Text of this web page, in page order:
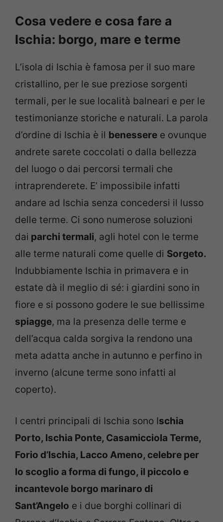
Cosa vedere e cosa fare a
Ischia: borgo, mare e terme
L’isola di Ischia è famosa per il suo mare
cristallino, per le sue preziose sorgenti
termali, per le sue località balneari e per le
testimonianze storiche e naturali. La parola
d’ordine di Ischia è il benessere e ovunque
andrete sarete coccolati o dalla bellezza
del luogo o dai percorsi termali che
intraprenderete. E’ impossibile infatti
andare ad Ischia senza concedersi il lusso
delle terme. Ci sono numerose soluzioni
dai parchi termali, agli hotel con le terme
alle terme naturali come quelle di Sorgeto.
Indubbiamente Ischia in primavera e in
estate dà il meglio di sé: i giardini sono in
fiore e si possono godere le sue bellissime
spiagge, ma la presenza delle terme e
dell’acqua calda sorgiva la rendono una
meta adatta anche in autunno e perfino in
inverno (alcune terme sono infatti al
coperto).
I centri principali di Ischia sono Ischia
Porto, Ischia Ponte, Casamicciola Terme,
Forio d’Ischia, Lacco Ameno, celebre per
lo scoglio a forma di fungo, il piccolo e
incantevole borgo marinaro di
Sant’Angelo e i due borghi collinari di